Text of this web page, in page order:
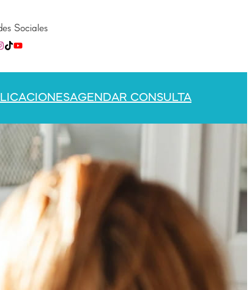
Sociales
AGENDAR CONSULTA